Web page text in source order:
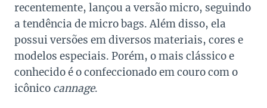
recentemente, lançou a versão micro, seguindo
a tendência de micro bags. Além disso, ela
possui versões em diversos materiais, cores e
modelos especiais. Porém, o mais clássico e
conhecido é o confeccionado em couro com o
icônico cannage.